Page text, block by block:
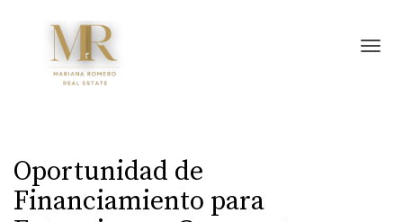
Oportunidad de
Financiamiento para